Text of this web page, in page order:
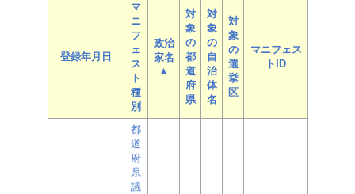
登録年月日
マ
ニ
フ
ェ
ス
ト
種
別
政治
家名
▲
対
象
の
都
道
府
県
対
象
の
自
治
体
名
対
象
の
選
挙
区
マニフェス
トID
都
道
府
県
議